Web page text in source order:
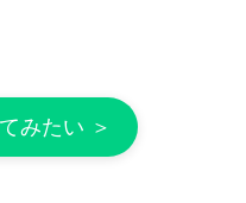
みたい ＞